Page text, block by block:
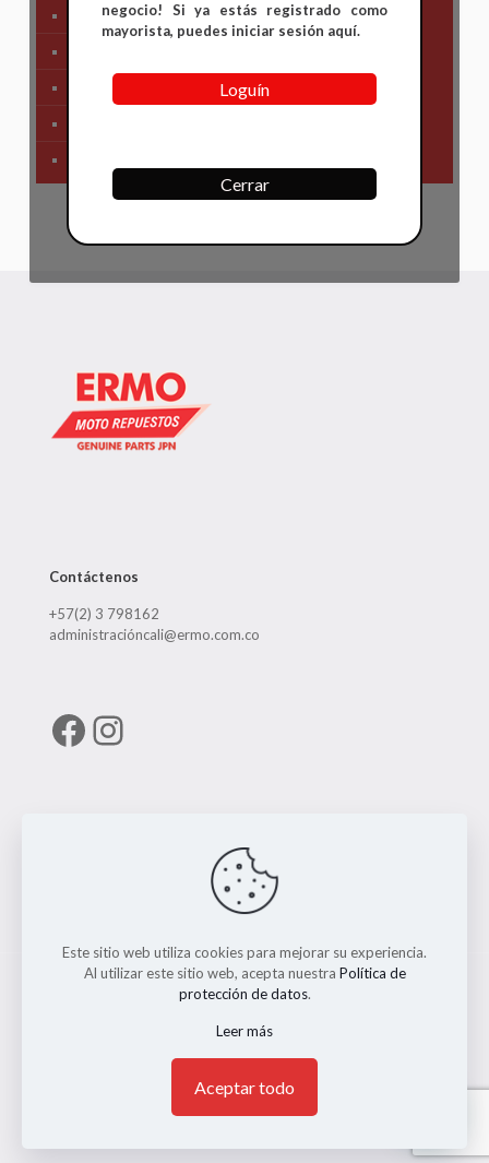
Partes de Motor
Contáctenos
+57(2) 3 798162
administracióncali@ermo.com.co
Facebook
Instagram
© 2026 ERMO MOTO REPUESTOS. Todos los Derechos
Reservados. || Implementado porAndrés Escobar
negocio! Si ya estás registrado como
mayorista, puedes iniciar sesión aquí.
Loguín
Cerrar
Este sitio web utiliza cookies para mejorar su experiencia.
Al utilizar este sitio web, acepta nuestra Política de
protección de datos.
Leer más
Aceptar todo